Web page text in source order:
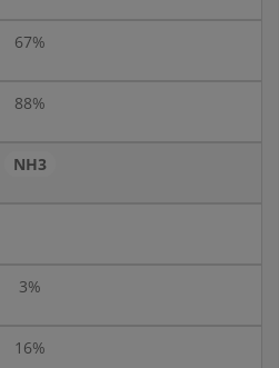
67%
88%
NH3
3%
16%